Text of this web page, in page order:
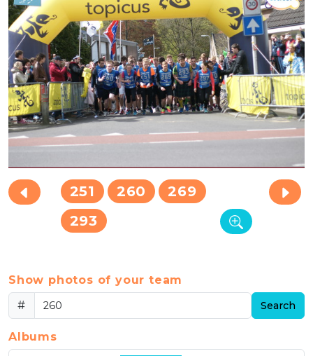
251 260
269
293
Show photos of your team
#
Search
Albums